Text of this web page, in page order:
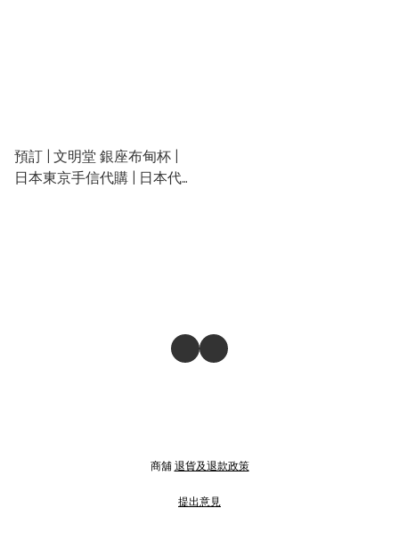
預訂 | 文明堂 銀座布甸杯 |
日本東京手信代購 | 日本代
商舖 退貨及退款政策
提出意見